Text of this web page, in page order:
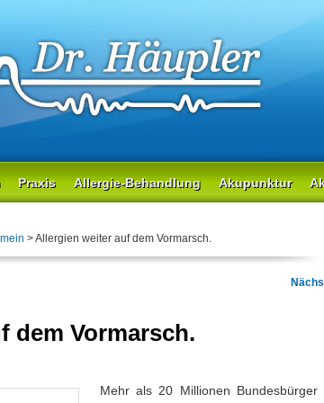
Praxis Allergie-Behandlung Akupunktur
> Allergien weiter auf dem Vormarsch.
dem Vormarsch.
Mehr als 20 Millionen Bundesbürger